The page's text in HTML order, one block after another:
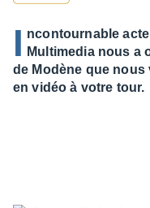
I ncontournable
Multimedia nous a
de Modène que
en vidéo à votre tour.